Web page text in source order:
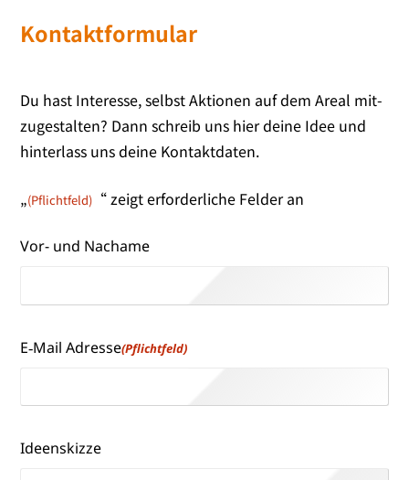
Kontaktformular
Du hast Interesse, selbst Aktionen auf dem Areal mit­
zu­ge­stal­ten? Dann schreib uns hier dei­ne Idee und
hin­ter­lass uns dei­ne Kontaktdaten.
„(Pflichtfeld) “ zeigt erfor­der­li­che Felder an
Vor- und Nachame
E‑Mail Adresse(Pflichtfeld)
Ideenskizze